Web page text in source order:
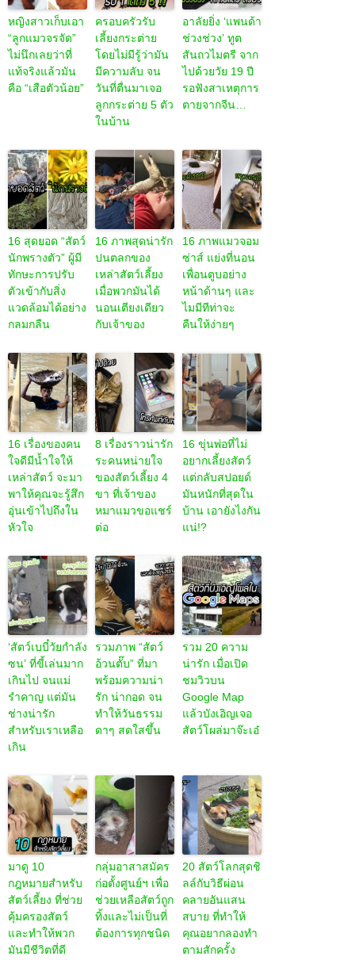
หญิงสาวเก็บเอา
“ลูกแมวจรจัด”
ไม่นึกเลยว่าที่
แท้จริงแล้วมัน
คือ “เสือตัวน้อย”
ครอบครัวรับ
เลี้ยงกระต่าย
โดยไม่มีรู้ว่ามัน
มีความลับ จน
วันที่ตื่นมาเจอ
ลูกกระต่าย 5 ตัว
ในบ้าน
อาลัยยิ่ง ‘แพนด้า
ช่วงช่วง’ ทูต
สันถวไมตรี จาก
ไปด้วยวัย 19 ปี
รอฟังสาเหตุการ
ตายจากจีน…
16 สุดยอด “สัตว์
นักพรางตัว” ผู้มี
ทักษะการปรับ
ตัวเข้ากับสิ่ง
แวดล้อมได้อย่าง
กลมกลืน
16 ภาพสุดน่ารัก
ปนตลกของ
เหล่าสัตว์เลี้ยง
เมื่อพวกมันได้
นอนเตียงเดียว
กับเจ้าของ
16 ภาพแมวจอม
ซ่าส์ แย่งที่นอน
เพื่อนตูบอย่าง
หน้าด้านๆ และ
ไมมีทีท่าจะ
คืนให้ง่ายๆ
16 เรื่องของคน
ใจดีมีน้ำใจให้
เหล่าสัตว์ จะมา
พาให้คุณจะรู้สึก
อุ่นเข้าไปถึงใน
หัวใจ
8 เรื่องราวน่ารัก
ระคนหน่ายใจ
ของสัตว์เลี้ยง 4
ขา ที่เจ้าของ
หมาแมวขอแชร์
ต่อ
16 ขุ่นพ่อที่ไม่
อยากเลี้ยงสัตว์
แต่กลับสปอยด์
มันหนักที่สุดใน
บ้าน เอายังไงกัน
แน่!?
‘สัตว์เบบี๋วัยกำลัง
ซน’ ที่ขี้เล่นมาก
เกินไป จนแม่
รำคาญ แต่มัน
ช่างน่ารัก
สำหรับเราเหลือ
เกิน
รวมภาพ “สัตว์
อ้วนตั๊บ” ที่มา
พร้อมความน่า
รัก น่ากอด จน
ทำให้วันธรรม
ดาๆ สดใสขึ้น
รวม 20 ความ
น่ารัก เมื่อเปิด
ชมวิวบน
Google Map
แล้วบังเอิญเจอ
สัตว์โผล่มาจ๊ะเอ๋
มาดู 10
กฎหมายสำหรับ
สัตว์เลี้ยง ที่ช่วย
คุ้มครองสัตว์
และทำให้พวก
มันมีชีวิตที่ดี
กลุ่มอาสาสมัคร
ก่อตั้งศูนย์ฯ เพื่อ
ช่วยเหลือสัตว์ถูก
ทิ้งและไม่เป็นที่
ต้องการทุกชนิด
20 สัตว์โลกสุดชิ
ลล์กับวิธีผ่อน
คลายอันแสน
สบาย ที่ทำให้
คุณอยากลองทำ
ตามสักครั้ง